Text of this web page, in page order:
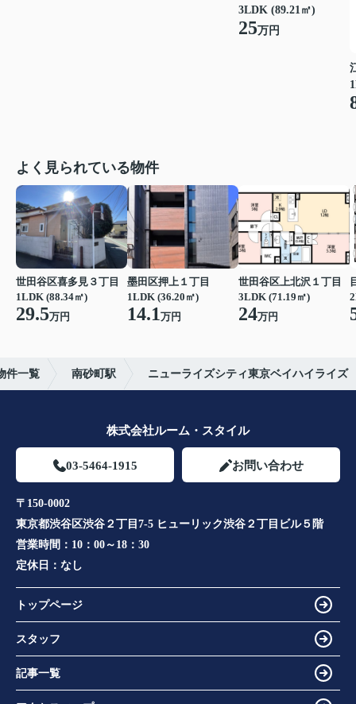
3LDK (89.21㎡)
25万円
よく見られている物件
世田谷区喜多見３丁目
1LDK (88.34㎡)
29.5万円
墨田区押上１丁目
1LDK (36.20㎡)
14.1万円
世田谷区上北沢１丁目
3LDK (71.19㎡)
24万円
件一覧 南砂町駅 ニューライズシティ東京ベイハイライズ
株式会社ルーム・スタイル
03-5464-1915 お問い合わせ
〒150-0002
東京都渋谷区渋谷２丁目7-5 ヒューリック渋谷２丁目ビル５階
営業時間： 10：00～18：30
定休日： なし
トップページ
スタッフ
記事一覧